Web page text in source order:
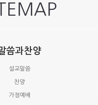
씀과찬양
설교말씀
찬양
가정예배